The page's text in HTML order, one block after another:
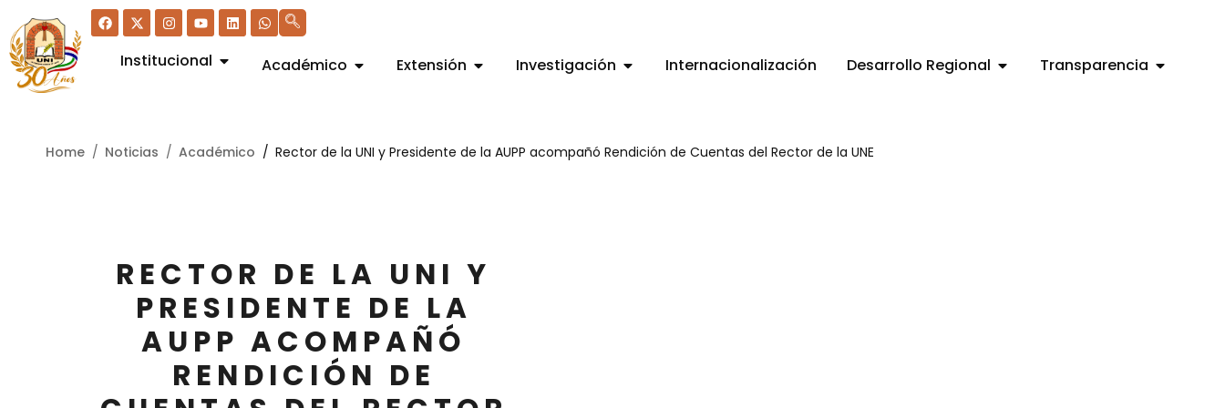
Institucional Académico Extensión Investigación Internacionalización Desarrollo Regional Transparencia
Home Noticias Académico Rector de la UNI y Presidente de la AUPP acompañó Rendición de Cuentas del Rector de la UNE
RECTOR DE LA UNI Y
PRESIDENTE DE LA
AUPP ACOMPAÑÓ
RENDICIÓN DE